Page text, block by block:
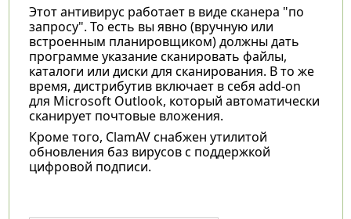
Этот антивирус работает в виде сканера "по
запросу". То есть вы явно (вручную или
встроенным планировщиком) должны дать
программе указание сканировать файлы,
каталоги или диски для сканирования. В то же
время, дистрибутив включает в себя add-on
для Microsoft Outlook, который автоматически
сканирует почтовые вложения.
Кроме того, ClamAV снабжен утилитой
обновления баз вирусов с поддержкой
цифровой подписи.